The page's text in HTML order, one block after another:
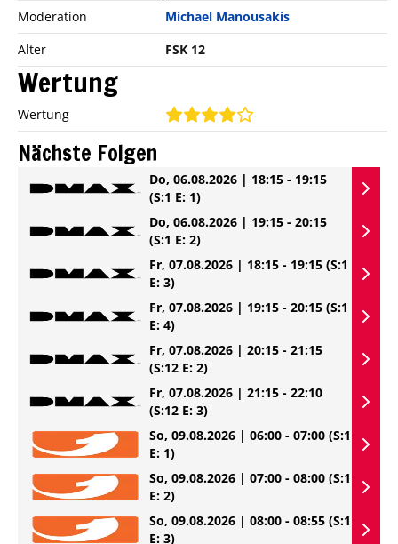
Moderation
Michael Manousakis
Alter
FSK 12
Wertung
Wertung
Nächste Folgen
Do, 06.08.2026 | 18:15 - 19:15
(S:1 E: 1)
Do, 06.08.2026 | 19:15 - 20:15
(S:1 E: 2)
Fr, 07.08.2026 | 18:15 - 19:15 (S:1
E: 3)
Fr, 07.08.2026 | 19:15 - 20:15 (S:1
E: 4)
Fr, 07.08.2026 | 20:15 - 21:15
(S:12 E: 2)
Fr, 07.08.2026 | 21:15 - 22:10
(S:12 E: 3)
So, 09.08.2026 | 06:00 - 07:00 (S:1
E: 1)
So, 09.08.2026 | 07:00 - 08:00 (S:1
E: 2)
So, 09.08.2026 | 08:00 - 08:55 (S:1
E: 3)